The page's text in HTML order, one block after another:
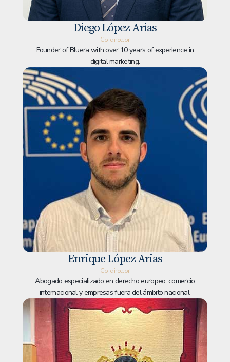
Diego López Arias
Co-director
Founder of Bluera with over 10 years of experience in
digital marketing.
Enrique López Arias
Co-director
Abogado especializado en derecho europeo, comercio
internacional y empresas fuera del ámbito nacional.